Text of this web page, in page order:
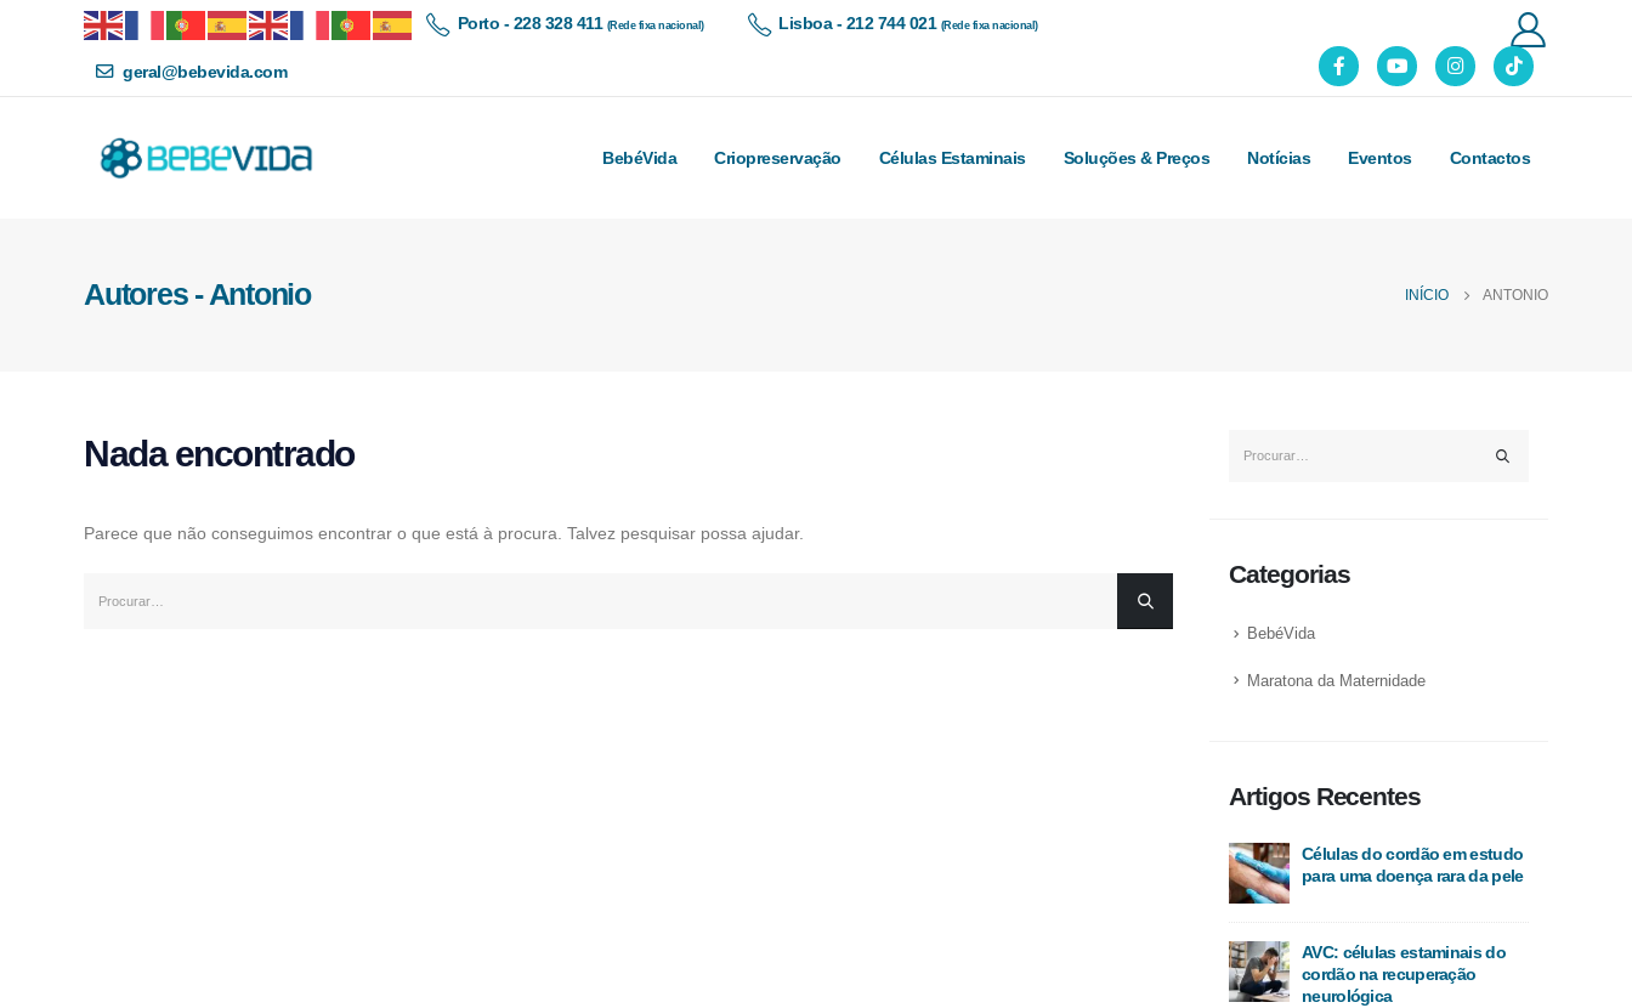
Porto - 228 328 411 (Rede fixa nacional) Lisboa - 212 744 021 (Rede fixa nacional)
geral@bebevida.com
BebéVida Criopreservação Células Estaminais Soluções & Preços Notícias Eventos Contactos
Autores - Antonio INÍCIO ANTONIO
Nada encontrado
Parece que não conseguimos encontrar o que está à procura. Talvez pesquisar possa ajudar.
Categorias
BebéVida
Maratona da Maternidade
Artigos Recentes
Células do cordão em estudo
para uma doença rara da pele
AVC: células estaminais do
cordão na recuperação
neurológica